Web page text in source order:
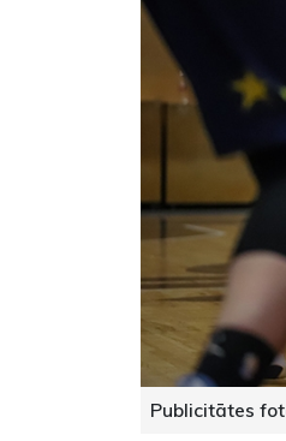
Publicitātes